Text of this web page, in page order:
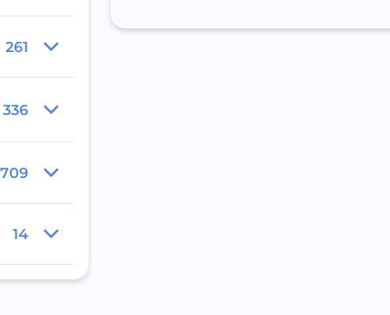
261
336
14